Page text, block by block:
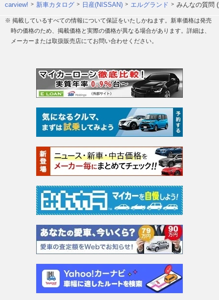
carview! 新車カタログ 日産(NISSAN) エルグランド みんなの質問
※ 掲載しているすべての情報について保証をいたしかねます。新車価格は発売
時の価格のため、掲載価格と実際の価格が異なる場合があります。詳細は、
メーカーまたは取扱販売店にてお問い合わせください。